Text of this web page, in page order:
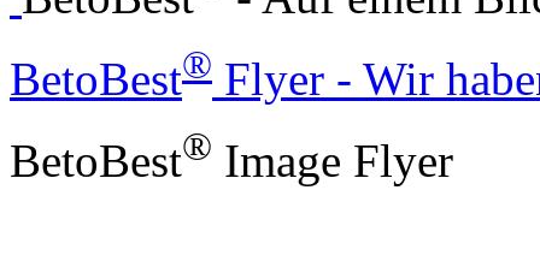
BetoBest® Flyer - Wir
BetoBest® Image Flyer